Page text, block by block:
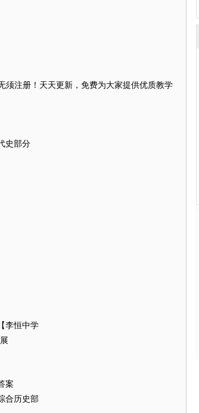
须注册！天天更新，免费为大家提供优质教学
史部分
李恒中学
案
合历史部